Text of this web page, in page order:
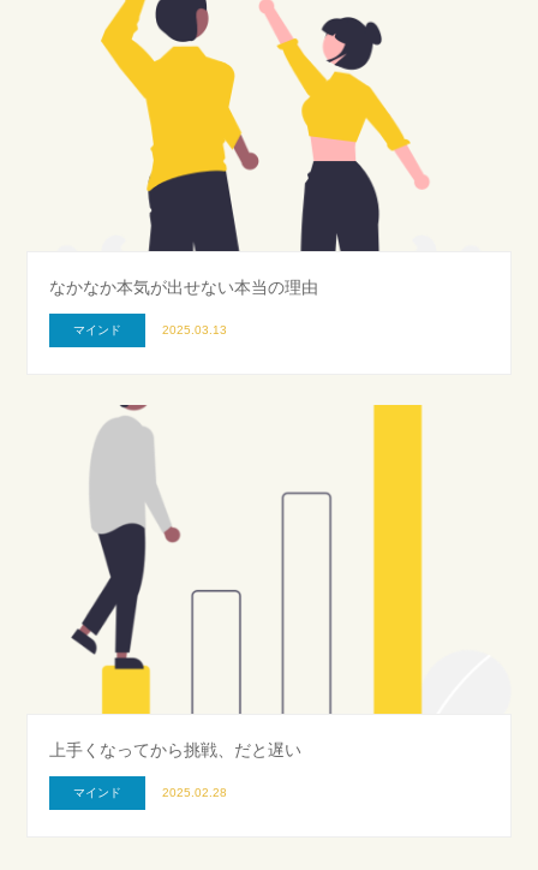
なかなか本気が出せない本当の理由
マインド 2025.03.13
上手くなってから挑戦、だと遅い
マインド 2025.02.28